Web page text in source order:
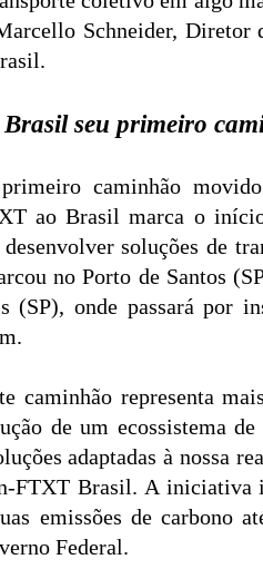
Schneider, Diretor
seu primeiro
caminhão
ao Brasil marca o
soluções de
no Porto de Santos
(SP), onde passará por
caminhão representa
de um ecossistema
adaptadas à nossa
FTXT Brasil. A iniciativa
emissões de carbono
Federal.